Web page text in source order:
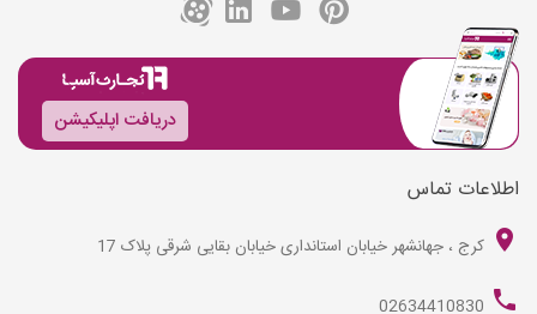
دریافت اپلیکیشن
اطلاعات تماس
کرج ، جهانشهر خیابان استانداری خیابان بقایی شرقی پلاک 17
02634410830